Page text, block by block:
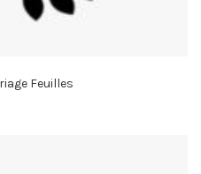
Feuilles